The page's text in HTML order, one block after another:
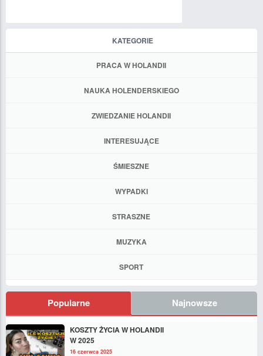
KATEGORIE
PRACA W HOLANDII
NAUKA HOLENDERSKIEGO
ZWIEDZANIE HOLANDII
INTERESUJĄCE
ŚMIESZNE
WYPADKI
STRASZNE
MUZYKA
SPORT
Popularne Najnowsze
KOSZTY ŻYCIA W HOLANDII
W 2025
16 czerwca 2025